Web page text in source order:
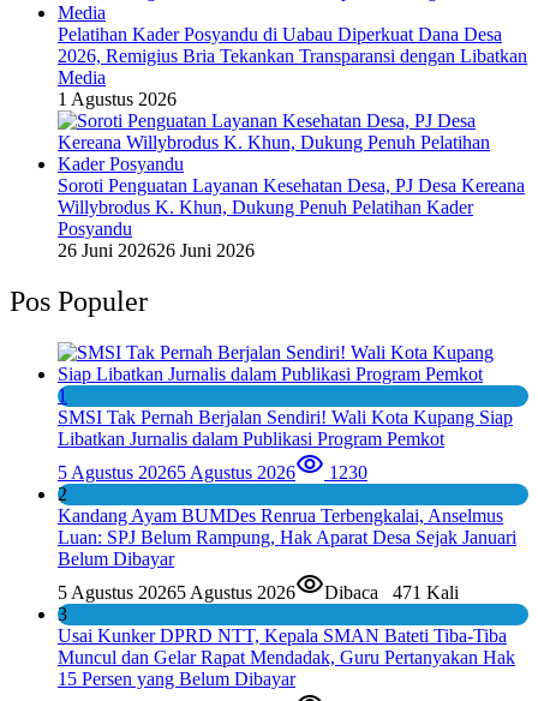
Pelatihan Kader Posyandu di Uabau Diperkuat Dana Desa
2026, Remigius Bria Tekankan Transparansi dengan Libatkan
Media
1 Agustus 2026
Soroti Penguatan Layanan Kesehatan Desa, PJ Desa Kereana
Willybrodus K. Khun, Dukung Penuh Pelatihan Kader
Posyandu
26 Juni 202626 Juni 2026
Pos Populer
1
SMSI Tak Pernah Berjalan Sendiri! Wali Kota Kupang Siap
Libatkan Jurnalis dalam Publikasi Program Pemkot
5 Agustus 20265 Agustus 2026
1230
2
Kandang Ayam BUMDes Renrua Terbengkalai, Anselmus
Luan: SPJ Belum Rampung, Hak Aparat Desa Sejak Januari
Belum Dibayar
5 Agustus 20265 Agustus 2026 Dibaca 471 Kali
3
Usai Kunker DPRD NTT, Kepala SMAN Bateti Tiba-Tiba
Muncul dan Gelar Rapat Mendadak, Guru Pertanyakan Hak
15 Persen yang Belum Dibayar